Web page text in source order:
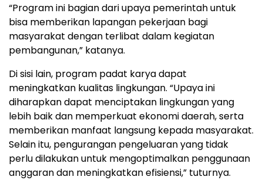
“Program ini bagian dari upaya pemerintah untuk
bisa memberikan lapangan pekerjaan bagi
masyarakat dengan terlibat dalam kegiatan
pembangunan,” katanya.
Di sisi lain, program padat karya dapat
meningkatkan kualitas lingkungan. “Upaya ini
diharapkan dapat menciptakan lingkungan yang
lebih baik dan memperkuat ekonomi daerah, serta
memberikan manfaat langsung kepada masyarakat.
Selain itu, pengurangan pengeluaran yang tidak
perlu dilakukan untuk mengoptimalkan penggunaan
anggaran dan meningkatkan efisiensi,” tuturnya.